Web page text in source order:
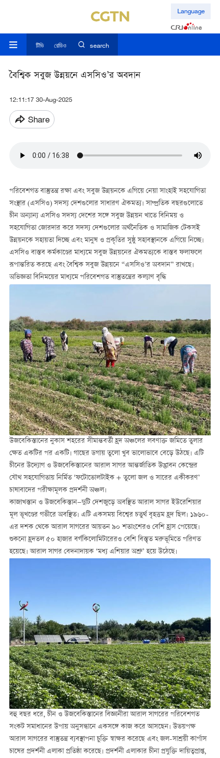
Language
টিভি রেডিও search
বৈশ্বিক সবুজ উন্নয়নে এসসিও’র অবদান
12:11:17 30-Aug-2025
Share
পরিবেশগত বাস্তুতন্ত্র রক্ষা এবং সবুজ উন্নয়নকে এগিয়ে নেয়া সাংহাই সহযোগিতা
সংস্থার (এসসিও) সদস্য দেশগুলোর সাধারণ ঐকমত্য। সাম্প্রতিক বছরগুলোতে
চীন অন্যান্য এসসিও সদস্য দেশের সঙ্গে সবুজ উন্নয়ন খাতে বিনিময় ও
সহযোগিতা জোরদার করে সদস্য দেশগুলোর অর্থনৈতিক ও সামাজিক টেকসই
উন্নয়নকে সহায়তা দিচ্ছে এবং মানুষ ও প্রকৃতির সুষ্ঠু সহাবস্থানকে এগিয়ে নিচ্ছে।
এসসিও বাস্তব কর্মকাণ্ডের মাধ্যমে সবুজ উন্নয়নের ঐকমত্যকে বাস্তব ফলাফলে
রূপান্তরিত করছে এবং বৈশ্বিক সবুজ উন্নয়নে “এসসিও’র অবদান” রাখছে।
অভিজ্ঞতা বিনিময়ের মাধ্যমে পরিবেশগত বাস্তুতন্ত্রের কল্যাণ বৃদ্ধি
উজবেকিস্তানের নুকাস শহরের সীমান্তবর্তী হ্রদ অঞ্চলের লবণাক্ত জমিতে তুলার
ক্ষেত একটির পর একটি। গাছের ডগায় তুলো খুব ভালোভাবে বেড়ে উঠছে। এটি
চীনের উদ্যোগ ও উজবেকিস্তানের আরাল সাগর আন্তর্জাতিক উদ্ভাবন কেন্দ্রের
যৌথ সহযোগিতায় নির্মিত ‘ফটোভোলটাইক + তুলো জল ও সারের একীকরণ’
চাষাবাদের পরীক্ষামূলক প্রদর্শনী অঞ্চল।
কাজাখস্তান ও উজবেকিস্তান—দুটি দেশজুড়ে অবস্থিত আরাল সাগর ইউরেশিয়ার
মূল ভূখণ্ডের গভীরে অবস্থিত। এটি একসময় বিশ্বের চতুর্থ বৃহত্তম হ্রদ ছিল। ১৯৬০-
এর দশক থেকে আরাল সাগরের আয়তন ৯০ শতাংশেরও বেশি হ্রাস পেয়েছে।
শুকনো হ্রদতল ৫০ হাজার বর্গকিলোমিটারেরও বেশি বিস্তৃত মরুভূমিতে পরিণত
হয়েছে। আরাল সাগর বেদনাদায়ক ‘মধ্য এশিয়ার অশ্রু’ হয়ে উঠেছে।
বহু বছর ধরে, চীন ও উজবেকিস্তানের বিজ্ঞানীরা আরাল সাগরের পরিবেশগত
সংকট সমাধানের উপায় অনুসন্ধানে একসঙ্গে কাজ করে আসছেন। উভয়পক্ষ
আরাল সাগরের বাস্তুতন্ত্র ব্যবস্থাপনা চুক্তি স্বাক্ষর করেছে এবং জল-সাশ্রয়ী কার্পাস
চাষের প্রদর্শনী এলাকা প্রতিষ্ঠা করেছে। প্রদর্শনী এলাকার চীনা প্রযুক্তি দায়িত্বপ্রাপ্ত,